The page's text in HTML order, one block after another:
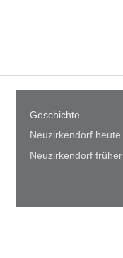
Geschichte
Neuzirkendorf heute
Neuzirkendorf früher